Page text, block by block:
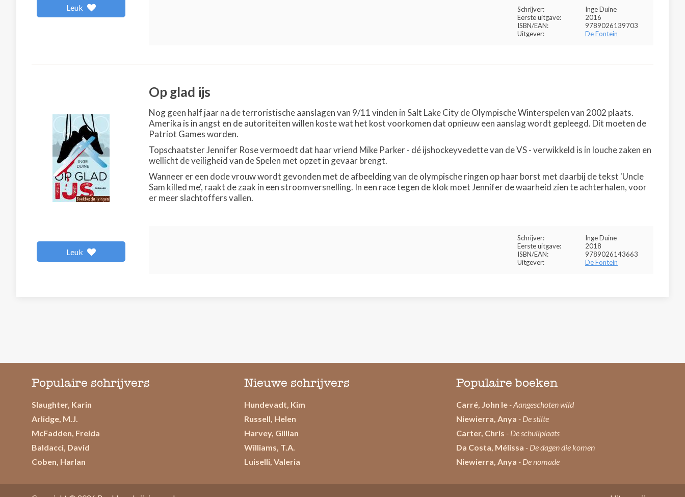
Leuk Schrijver:
Inge Duine
Eerste uitgave:
2016
ISBN/EAN:
9789026139703
Uitgever:
De Fontein
Leuk
Op glad ijs
Nog geen half jaar na de terroristische aanslagen van 9/11 vinden in Salt Lake City de Olympische Winterspelen van 2002 plaats.
Amerika is in angst en de autoriteiten willen koste wat het kost voorkomen dat opnieuw een aanslag wordt gepleegd. Dit moeten de
Patriot Games worden.
Topschaatster Jennifer Rose vermoedt dat haar vriend Mike Parker - dé ijshockeyvedette van de VS - verwikkeld is in louche zaken en
wellicht de veiligheid van de Spelen met opzet in gevaar brengt.
Wanneer er een dode vrouw wordt gevonden met de afbeelding van de olympische ringen op haar borst met daarbij de tekst 'Uncle
Sam killed me', raakt de zaak in een stroomversnelling. In een race tegen de klok moet Jennifer de waarheid zien te achterhalen, voor
er meer slachtoffers vallen.
Schrijver:
Inge Duine
Eerste uitgave:
2018
ISBN/EAN:
9789026143663
Uitgever:
De Fontein
Populaire schrijvers
Slaughter, Karin
Arlidge, M.J.
McFadden, Freida
Baldacci, David
Coben, Harlan
Nieuwe schrijvers
Hundevadt, Kim
Russell, Helen
Harvey, Gillian
Williams, T.A.
Luiselli, Valeria
Populaire boeken
Carré, John le - Aangeschoten wild
Niewierra, Anya - De stilte
Carter, Chris - De schuilplaats
Da Costa, Mélissa - De dagen die komen
Niewierra, Anya - De nomade